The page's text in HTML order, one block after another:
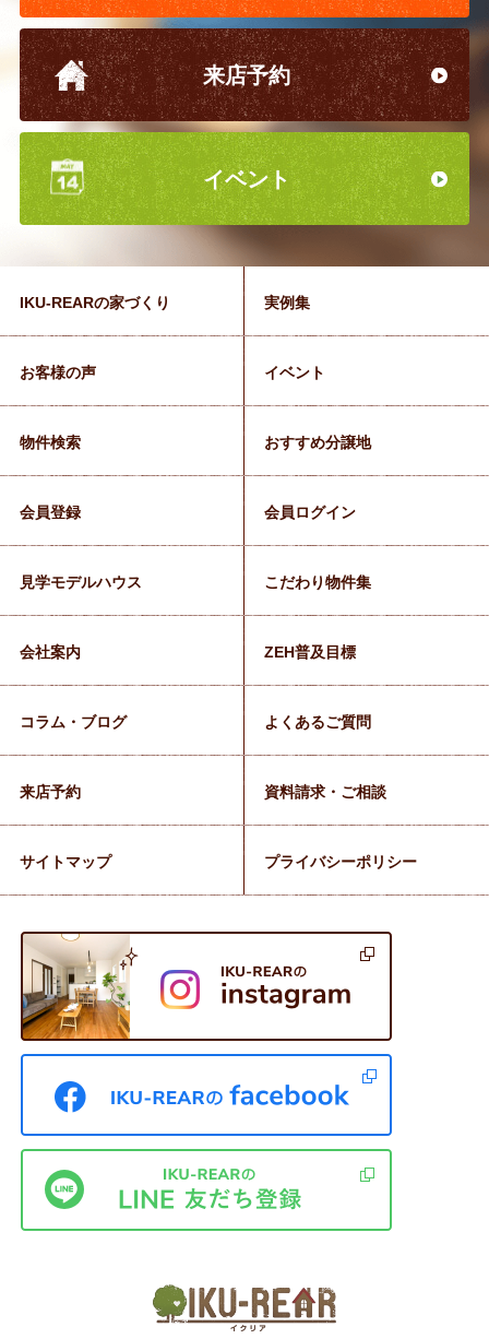
来店予約
イベント
IKU-REARの家づくり 実例集
お客様の声 イベント
物件検索 おすすめ分譲地
会員登録 会員ログイン
見学モデルハウス こだわり物件集
会社案内 ZEH普及目標
コラム・ブログ よくあるご質問
来店予約 資料請求・ご相談
サイトマップ プライバシーポリシー